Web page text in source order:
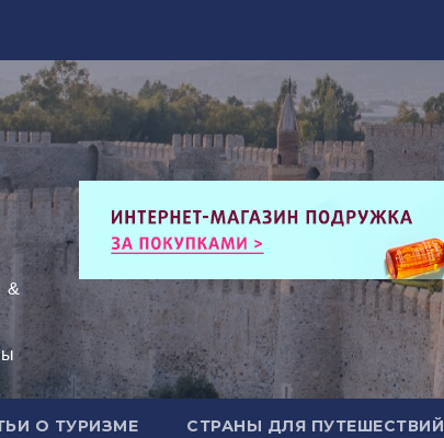
&
О ТУРИЗМЕ СТРАНЫ ДЛЯ ПУТЕШЕСТВИЙ